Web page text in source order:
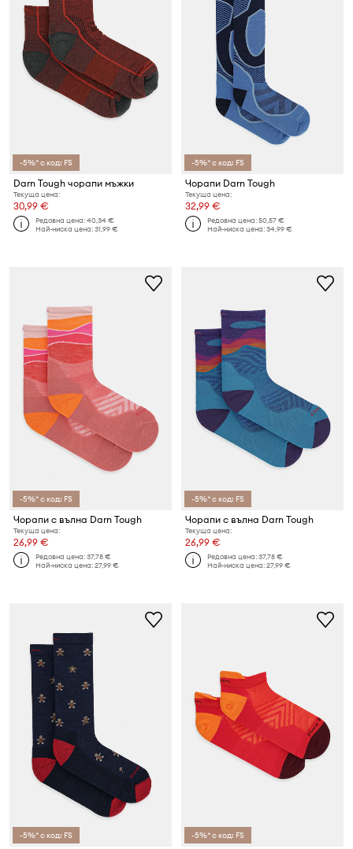
-5%* с код: FS
Darn Tough чорапи мъжки
Текуща цена:
30,99 €
Редовна цена:40,34 €
Най-ниска цена:31,99 €
-5%* с код: FS
Чорапи Darn Tough
Текуща цена:
32,99 €
Редовна цена:50,57 €
Най-ниска цена:34,99 €
-5%* с код: FS
Чорапи с вълна Darn Tough
Текуща цена:
26,99 €
Редовна цена:37,78 €
Най-ниска цена:27,99 €
-5%* с код: FS
Чорапи с вълна Darn Tough
Текуща цена:
26,99 €
Редовна цена:37,78 €
Най-ниска цена:27,99 €
-5%* с код: FS -5%* с код: FS